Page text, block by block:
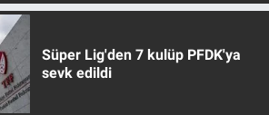
Süper Lig'den 7 kulüp PFDK'ya
sevk edildi